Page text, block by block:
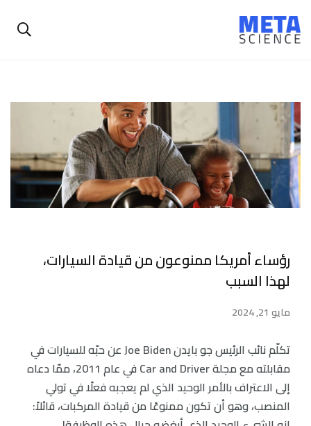
رؤساء أمريكا ممنوعون من قيادة السيارات،
لهذا السبب
مايو 21, 2024
تكلّم نائب الرئيس جو بايدن Joe Biden عن حبّه للسيارات في
مقابلته مع مجلة Car and Driver في عام 2011، ممّا دعاه
إلى الاعتراف بالأمر الوحيد الذي لم يعجبه فعلًا في تولي
المنصب، وهو أن تكون ممنوعًا من قيادة المركبات، قائلاً: